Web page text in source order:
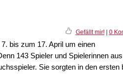
Gefällt mir!| 0
bis zum 17. April um einen
143 Spieler und Spielerinnen
Sie sorgten in den ersten